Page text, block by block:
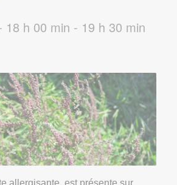
h 00 min - 19 h 30 min
allergisante, est présente sur